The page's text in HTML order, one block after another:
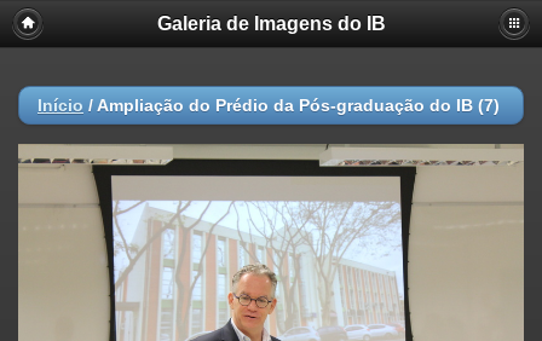
Galeria de Imagens do IB
Início / Ampliação do Prédio da Pós-graduação do IB (7)